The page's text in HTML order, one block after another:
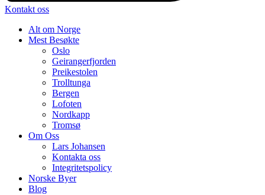
Kontakt oss
Alt om Norge
Mest Besøkte
Oslo
Geirangerfjorden
Preikestolen
Trolltunga
Bergen
Lofoten
Nordkapp
Tromsø
Om Oss
Lars Johansen
Kontakta oss
Integritetspolicy
Norske Byer
Blog